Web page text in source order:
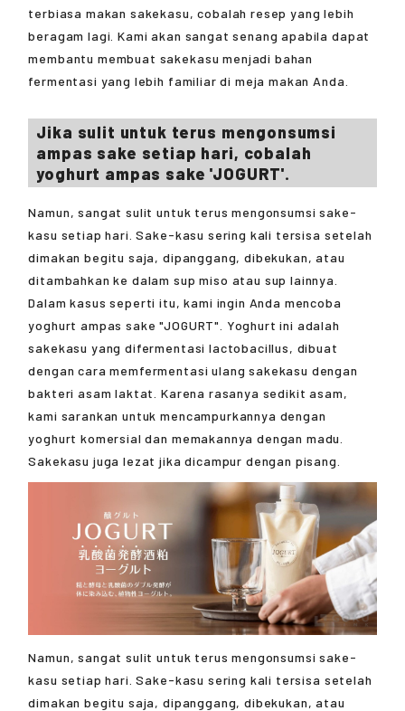
terbiasa makan sakekasu, cobalah resep yang lebih
beragam lagi. Kami akan sangat senang apabila dapat
membantu membuat sakekasu menjadi bahan
fermentasi yang lebih familiar di meja makan Anda.
Jika sulit untuk terus mengonsumsi
ampas sake setiap hari, cobalah
yoghurt ampas sake 'JOGURT'.
Namun, sangat sulit untuk terus mengonsumsi sake-
kasu setiap hari. Sake-kasu sering kali tersisa setelah
dimakan begitu saja, dipanggang, dibekukan, atau
ditambahkan ke dalam sup miso atau sup lainnya.
Dalam kasus seperti itu, kami ingin Anda mencoba
yoghurt ampas sake "JOGURT". Yoghurt ini adalah
sakekasu yang difermentasi lactobacillus, dibuat
dengan cara memfermentasi ulang sakekasu dengan
bakteri asam laktat. Karena rasanya sedikit asam,
kami sarankan untuk mencampurkannya dengan
yoghurt komersial dan memakannya dengan madu.
Sakekasu juga lezat jika dicampur dengan pisang.
Namun, sangat sulit untuk terus mengonsumsi sake-
kasu setiap hari. Sake-kasu sering kali tersisa setelah
dimakan begitu saja, dipanggang, dibekukan, atau